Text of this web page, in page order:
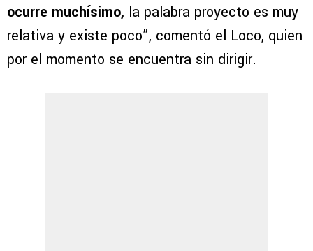
ocurre muchísimo, la palabra proyecto es muy
relativa y existe poco”, comentó el Loco, quien
por el momento se encuentra sin dirigir.